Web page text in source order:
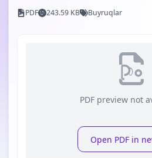
PDF 243.59 KB Buyruqlar
PDF preview not
Open PDF in